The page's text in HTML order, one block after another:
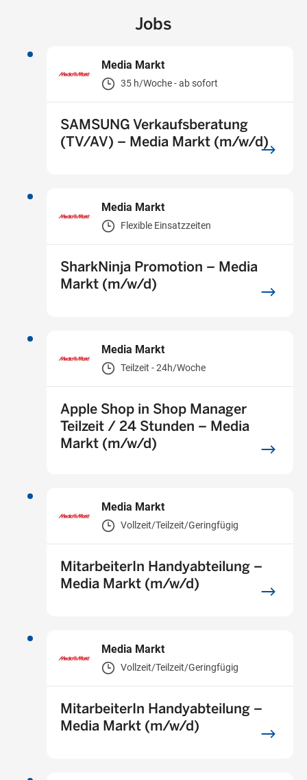
Jobs
Media Markt
35 h/Woche - ab sofort
SAMSUNG Verkaufsberatung
(TV/AV) – Media Markt (m/w/d)
Media Markt
Flexible Einsatzzeiten
SharkNinja Promotion – Media
Markt (m/w/d)
Media Markt
Teilzeit - 24h/Woche
Apple Shop in Shop Manager
Teilzeit / 24 Stunden – Media
Markt (m/w/d)
Media Markt
Vollzeit/Teilzeit/Geringfügig
MitarbeiterIn Handyabteilung –
Media Markt (m/w/d)
Media Markt
Vollzeit/Teilzeit/Geringfügig
MitarbeiterIn Handyabteilung –
Media Markt (m/w/d)